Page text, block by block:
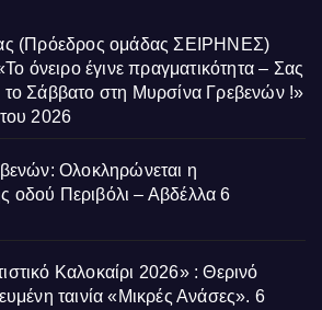
(Πρόεδρος ομάδας ΣΕΙΡΗΝΕΣ)
όνειρο έγινε πραγματικότητα – Σας
το Σάββατο στη Μυρσίνα Γρεβενών !»
2026
Ολοκληρώνεται η
οδού Περιβόλι – Αβδέλλα 6
Καλοκαίρι 2026» : Θερινό
ταινία «Μικρές Ανάσες». 6